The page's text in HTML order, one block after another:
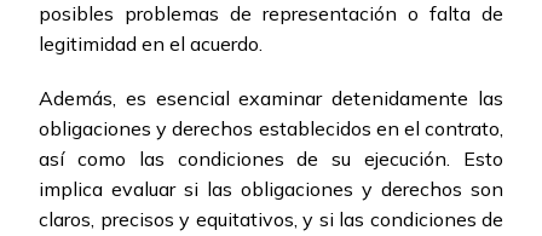
posibles problemas de representación o falta de
legitimidad en el acuerdo.
Además, es esencial examinar detenidamente las
obligaciones y derechos establecidos en el contrato,
así como las condiciones de su ejecución. Esto
implica evaluar si las obligaciones y derechos son
claros, precisos y equitativos, y si las condiciones de